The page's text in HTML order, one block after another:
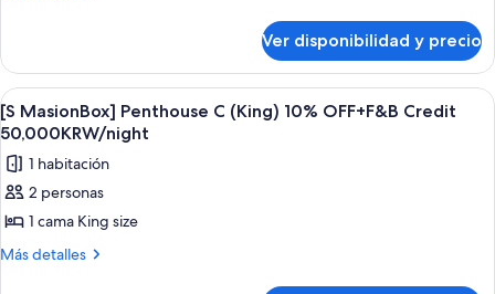
(Twin+Twin)
10%
OFF+F&B
Credit
50,000KRW/night
MasionBox]
Penthouse
B
(Twin+Twin)
10%
OFF+F&B
Credit
50,000KRW/night
Ver disponibilidad y precio
Ver
todas
las
fotos
de
[S
MasionBox]
Zona residencial con edificios de
1
[S MasionBox] Penthouse C (King) 10% OFF+F&B Credit
50,000KRW/night
1 habitación
2 personas
1 cama King size
Más detalles
Más